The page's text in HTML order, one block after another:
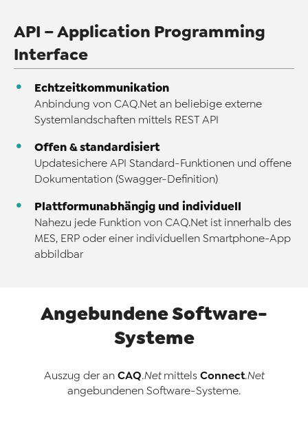
API – Application Programming
Interface
Echtzeitkommunikation
Anbindung von CAQ.Net an beliebige externe
Systemlandschaften mittels REST API
Offen & standardisiert
Updatesichere API Standard-Funktionen und offene
Dokumentation (Swagger-Definition)
Plattformunabhängig und individuell
Nahezu jede Funktion von CAQ.Net ist innerhalb des
MES, ERP oder einer individuellen Smartphone-App
abbildbar
Angebundene Software-
Systeme
Auszug der an CAQ.Netmittels Connect.Net
angebundenen Software-Systeme.